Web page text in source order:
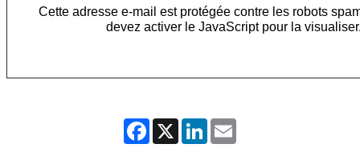
Cette adresse e-mail est protégée contre les robots
devez activer le JavaScript pour la
Facebook
X LinkedIn